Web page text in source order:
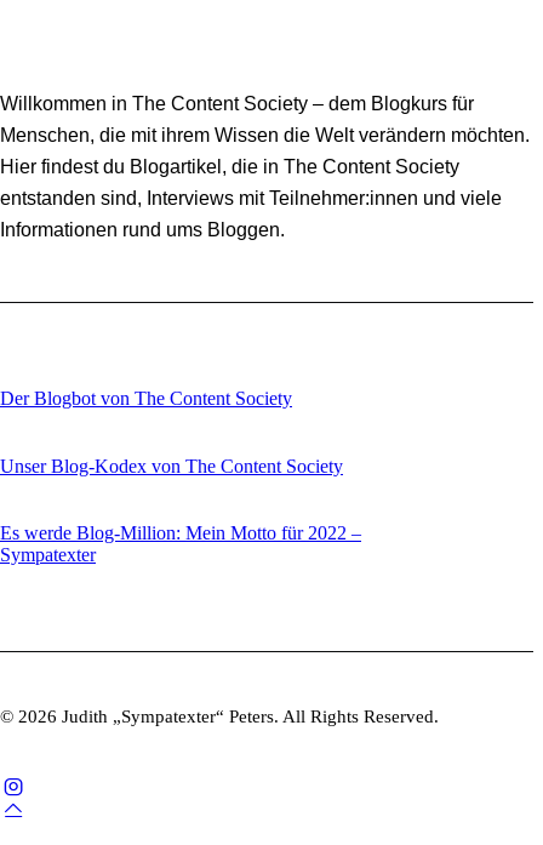
Willkommen in The Content Society – dem Blogkurs für
Menschen, die mit ihrem Wissen die Welt verändern möchten.
Hier findest du Blogartikel, die in The Content Society
entstanden sind, Interviews mit Teilnehmer:innen und viele
Informationen rund ums Bloggen.
Der Blogbot von The Content Society
Unser Blog-Kodex von The Content Society
Es werde Blog-Million: Mein Motto für 2022 –
Sympatexter
© 2026 Judith „Sympatexter“ Peters. All Rights Reserved.